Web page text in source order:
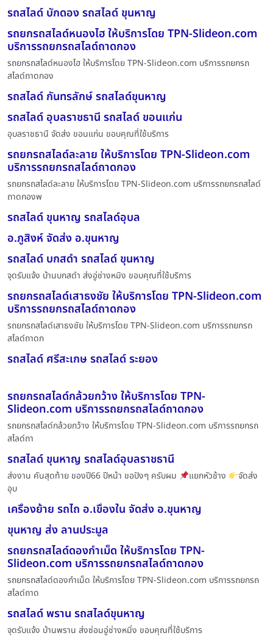
รถสไลด์ บักดอง รถสไลด์ ขุนหาญ
รถยกรถสไลด์หนองไฮ ให้บริการโดย TPN-Slideon.com
บริการรถยกรถสไลด์ถาดกอง
รถยกรถสไลด์หนองไฮ ให้บริการโดย TPN-Slideon.com บริการรถยกรถ
สไลด์ถาดกอง
รถสไลด์ กันทรลักษ์ รถสไลด์ขุนหาญ
รถสไลด์ อุบลราชธานี รถสไลด์ ขอนแก่น
อุบลราชธานี จัดส่ง ขอนแก่น ขอบคุณที่ใช้บริการ
รถยกรถสไลด์ละลาย ให้บริการโดย TPN-Slideon.com
บริการรถยกรถสไลด์ถาดกอง
รถยกรถสไลด์ละลาย ให้บริการโดย TPN-Slideon.com บริการรถยกรถสไลด์
ถาดกองพ
รถสไลด์ ขุนหาญ รถสไลด์อุบล
อ.ภูสิงห์ จัดส่ง อ.ขุนหาญ
รถสไลด์ บกสดำ รถสไลด์ ขุนหาญ
จุดรับแจ้ง บ้านบกสดำ ส่งอู่ช่างหมิง ขอบคุณที่ใช้บริการ
รถยกรถสไลด์เสาธงชัย ให้บริการโดย TPN-Slideon.com
บริการรถยกรถสไลด์ถาดกอง
รถยกรถสไลด์เสาธงชัย ให้บริการโดย TPN-Slideon.com บริการรถยกรถ
สไลด์ถาดก
รถสไลด์ ศรีสะเกษ รถสไลด์ ระยอง
รถยกรถสไลด์กล้วยกว้าง ให้บริการโดย TPN-
Slideon.com บริการรถยกรถสไลด์ถาดกอง
รถยกรถสไลด์กล้วยกว้าง ให้บริการโดย TPN-Slideon.com บริการรถยกรถ
สไลด์ถา
รถสไลด์ ขุนหาญ รถสไลด์อุบลราชธานี
ส่งงาน คันสุดท้าย ของปี66 ปีหน้า ขอปังๆ ครับผม แยกหัวช้าง
จัดส่ง
อุบ
เครื่องย้าย รถไถ อ.เขื่องใน จัดส่ง อ.ขุนหาญ
ขุนหาญ ส่ง ลานประมูล
รถยกรถสไลด์ดองกำเม็ด ให้บริการโดย TPN-
Slideon.com บริการรถยกรถสไลด์ถาดกอง
รถยกรถสไลด์ดองกำเม็ด ให้บริการโดย TPN-Slideon.com บริการรถยกรถ
สไลด์ถาด
รถสไลด์ พราน รถสไลด์ขุนหาญ
จุดรับแจ้ง บ้านพราน ส่งซ่อมอู่ช่างหมิ่ง ขอบคุณที่ใช้บริการ